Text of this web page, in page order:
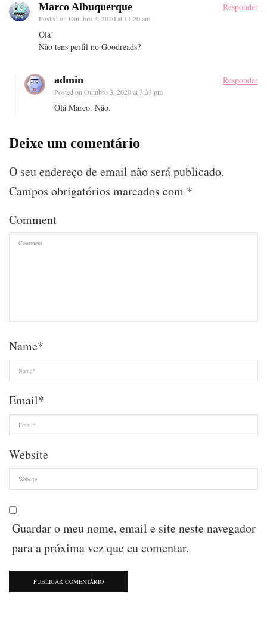
Marco Albuquerque
Posted onOutubro 3, 2020 at 11:20 am
Responder
Olá!
Não tens perfil no Goodreads?
admin
Posted onOutubro 3, 2020 at 3:33 pm
Responder
Olá Marco. Não.
Deixe um comentário
O seu endereço de email não será publicado.
Campos obrigatórios marcados com *
Comment
Name*
Email*
Website
Guardar o meu nome, email e site neste navegador
para a próxima vez que eu comentar.